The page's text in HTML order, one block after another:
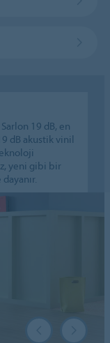
19 dB, en
dB akustik vinil
yeni gibi bir